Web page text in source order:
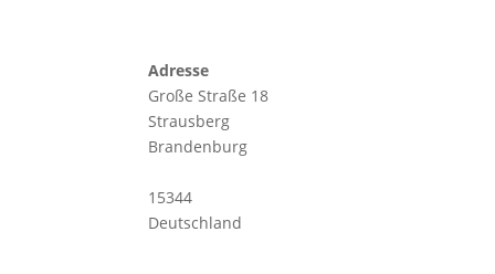
Adresse
Große Straße 18
Strausberg
Brandenburg
15344
Deutschland